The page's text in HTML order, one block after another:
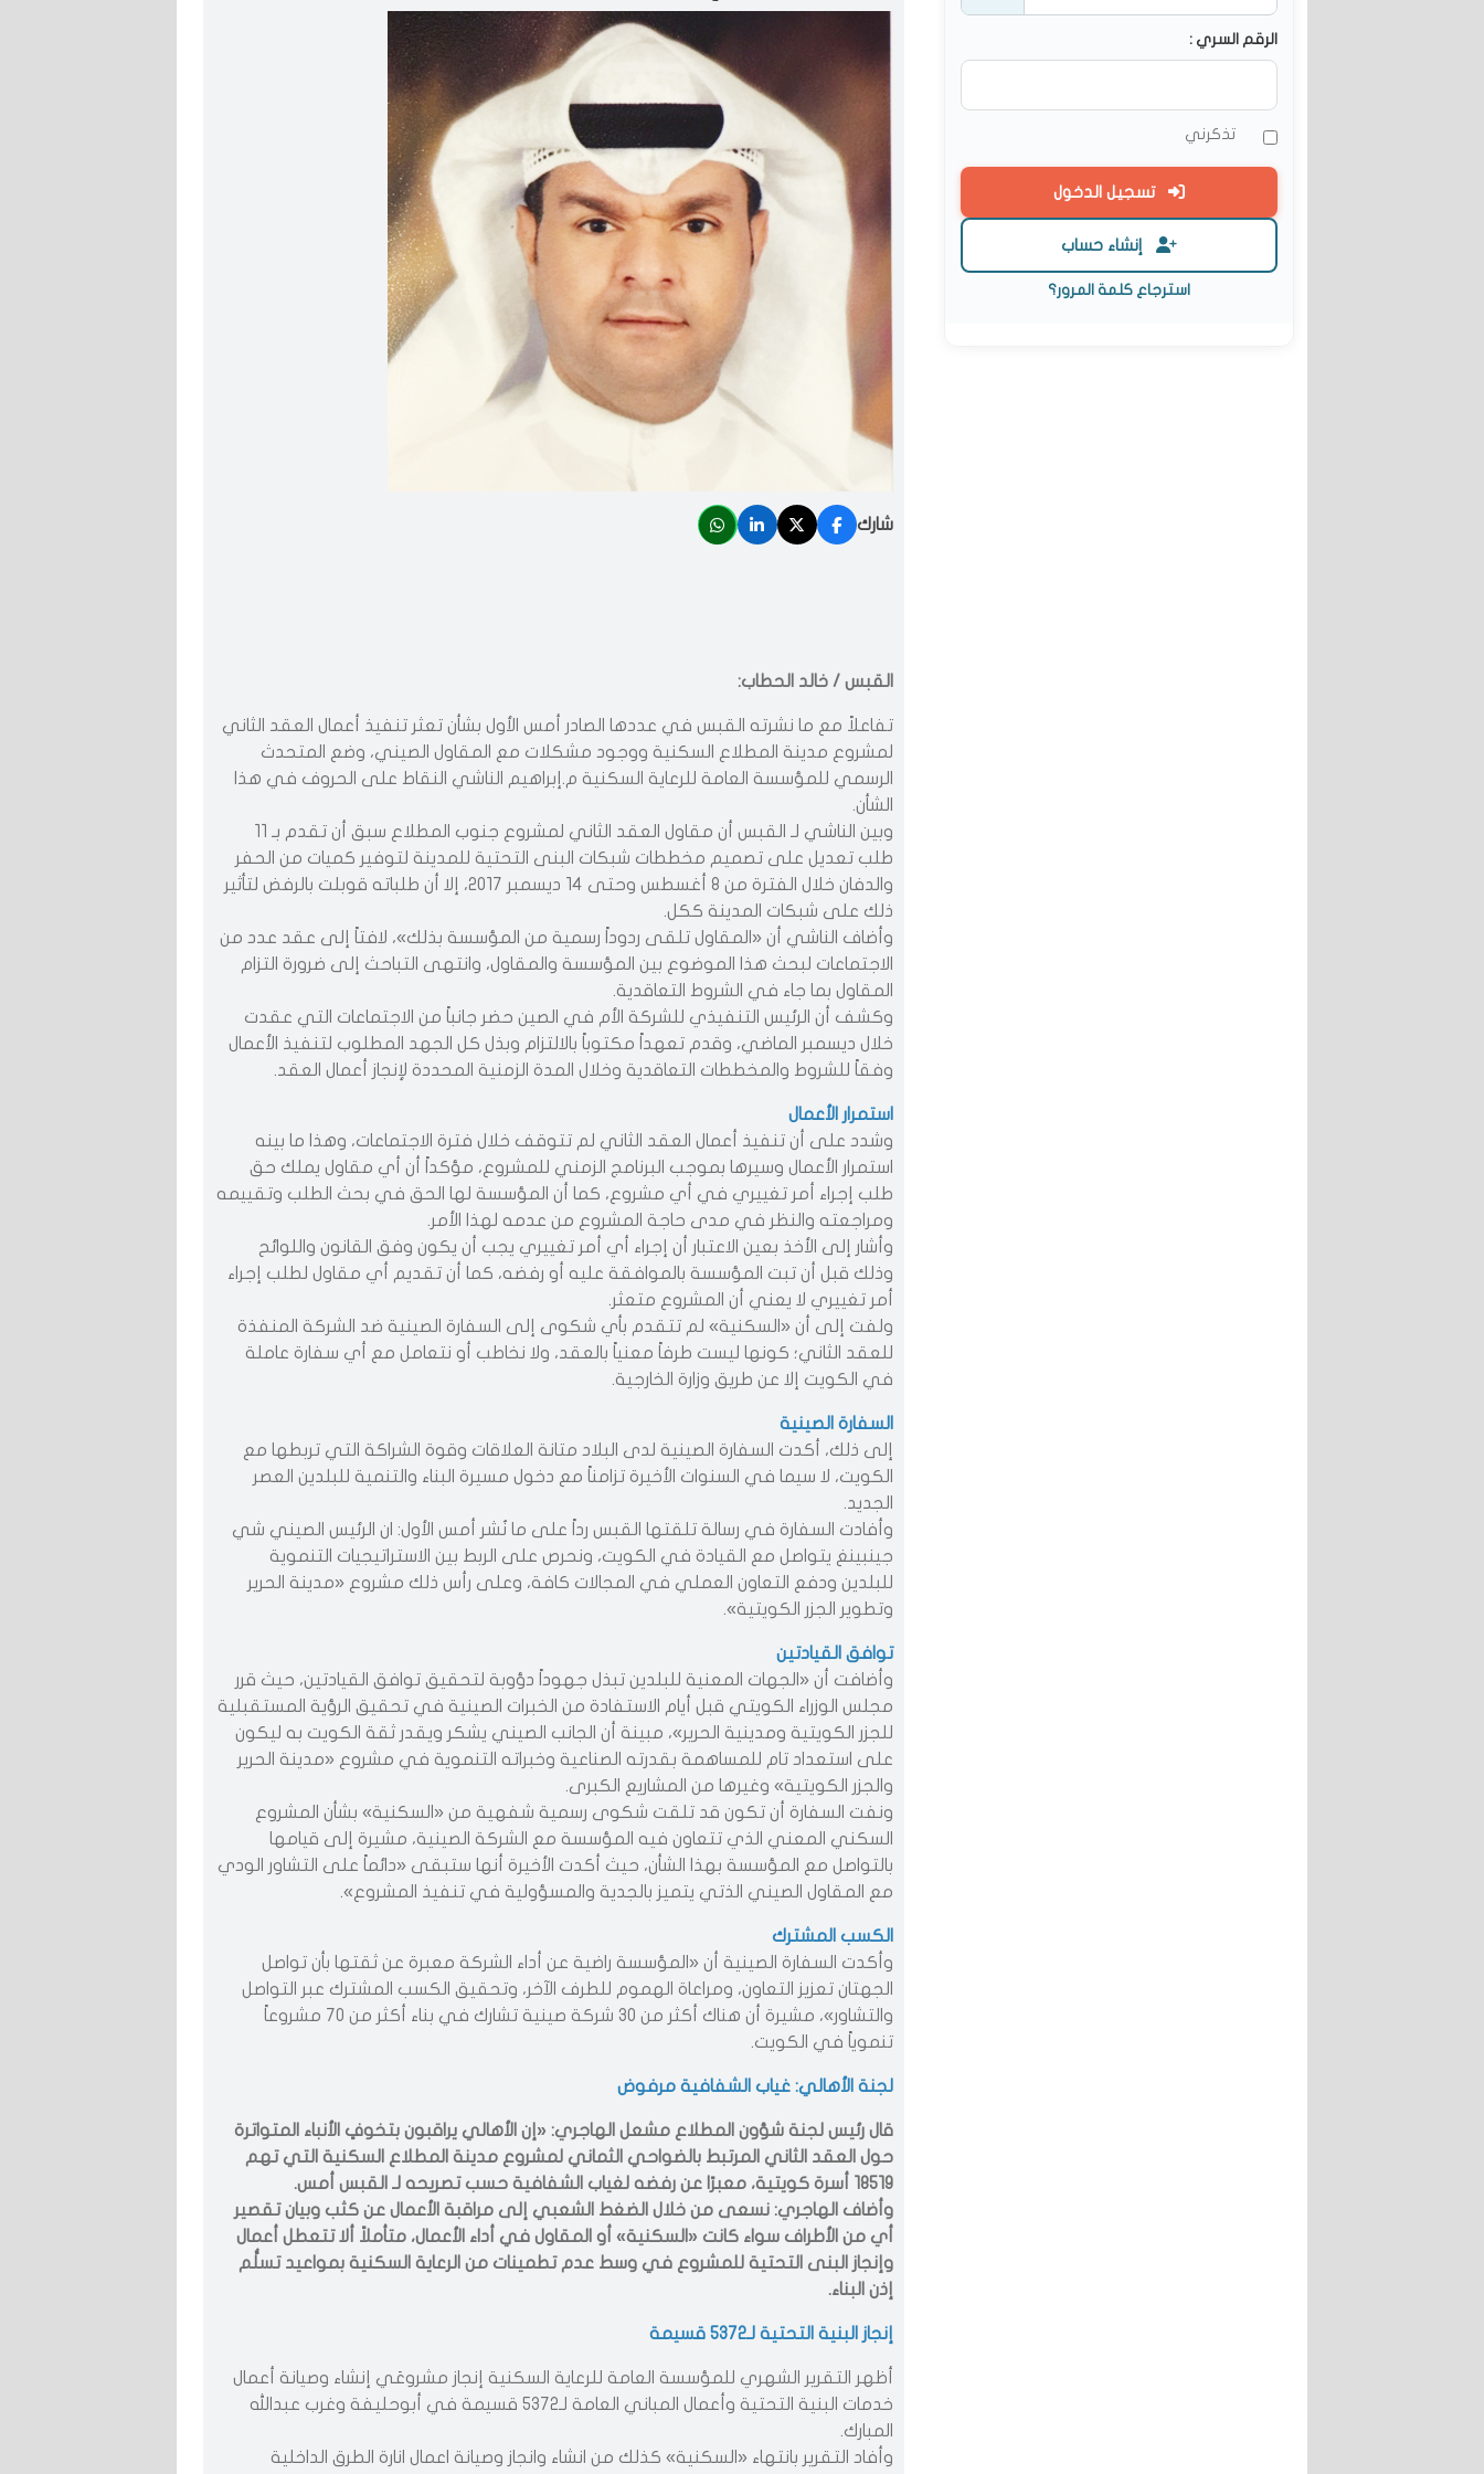
شارك
القبس / خالد الحطاب:
تفاعلاً مع ما نشرته القبس في عددها الصادر أمس الأول بشأن تعثر تنفيذ أعمال العقد الثاني
لمشروع مدينة المطلاع السكنية ووجود مشكلات مع المقاول الصيني، وضع المتحدث
الرسمي للمؤسسة العامة للرعاية السكنية م.إبراهيم الناشي النقاط على الحروف في هذا
الشأن.
طلب تعديل على تصميم مخططات شبكات البنى التحتية للمدينة لتوفير كميات من الحفر
والدفان خلال الفترة من 8 أغسطس وحتى 14 ديسمبر 2017، إلا أن طلباته قوبلت بالرفض لتأثير
ذلك على شبكات المدينة ككل.
وأضاف الناشي أن «المقاول تلقى ردوداً رسمية من المؤسسة بذلك»، لافتاً إلى عقد عدد من
الاجتماعات لبحث هذا الموضوع بين المؤسسة والمقاول، وانتهى التباحث إلى ضرورة التزام
المقاول بما جاء في الشروط التعاقدية.
وكشف أن الرئيس التنفيذي للشركة الأم في الصين حضر جانباً من الاجتماعات التي عقدت
خلال ديسمبر الماضي، وقدم تعهداً مكتوباً بالالتزام وبذل كل الجهد المطلوب لتنفيذ الأعمال
وفقاً للشروط والمخططات التعاقدية وخلال المدة الزمنية المحددة لإنجاز أعمال العقد.
استمرار الأعمال​​​​​​​
وشدد على أن تنفيذ أعمال العقد الثاني لم تتوقف خلال فترة الاجتماعات، وهذا ما بينه
استمرار الأعمال وسيرها بموجب البرنامج الزمني للمشروع، مؤكداً أن أي مقاول يملك حق
طلب إجراء أمر تغييري في أي مشروع، كما أن المؤسسة لها الحق في بحث الطلب وتقييمه
ومراجعته والنظر في مدى حاجة المشروع من عدمه لهذا الأمر.
وأشار إلى الأخذ بعين الاعتبار أن إجراء أي أمر تغييري يجب أن يكون وفق القانون واللوائح
وذلك قبل أن تبت المؤسسة بالموافقة عليه أو رفضه، كما أن تقديم أي مقاول لطلب إجراء
أمر تغييري لا يعني أن المشروع متعثر.
ولفت إلى أن «السكنية» لم تتقدم بأي شكوى إلى السفارة الصينية ضد الشركة المنفذة
للعقد الثاني؛ كونها ليست طرفاً معنياً بالعقد، ولا نخاطب أو نتعامل مع أي سفارة عاملة
في الكويت إلا عن طريق وزارة الخارجية.
السفارة الصينية
إلى ذلك، أكدت السفارة الصينية لدى البلاد متانة العلاقات وقوة الشراكة التي تربطها مع
الكويت، لا سيما في السنوات الأخيرة تزامناً مع دخول مسيرة البناء والتنمية للبلدين العصر
الجديد.
وأفادت السفارة في رسالة تلقتها القبس رداً على ما نُشر أمس الأول: ان الرئيس الصيني شي
جينبينغ يتواصل مع القيادة في الكويت، ونحرص على الربط بين الاستراتيجيات التنموية
للبلدين ودفع التعاون العملي في المجالات كافة، وعلى رأس ذلك مشروع «مدينة الحرير
وتطوير الجزر الكويتية».
توافق القيادتين
وأضافت أن «الجهات المعنية للبلدين تبذل جهوداً دؤوبة لتحقيق توافق القيادتين، حيث قرر
مجلس الوزراء الكويتي قبل أيام الاستفادة من الخبرات الصينية في تحقيق الرؤية المستقبلية
للجزر الكويتية ومدينية الحرير»، مبينة أن الجانب الصيني يشكر ويقدر ثقة الكويت به ليكون
على استعداد تام للمساهمة بقدرته الصناعية وخبراته التنموية في مشروع «مدينة الحرير
والجزر الكويتية» وغيرها من المشاريع الكبرى.
ونفت السفارة أن تكون قد تلقت شكوى رسمية شفهية من «السكنية» بشأن المشروع
السكني المعني الذي تتعاون فيه المؤسسة مع الشركة الصينية، مشيرة إلى قيامها
بالتواصل مع المؤسسة بهذا الشأن، حيث أكدت الأخيرة أنها ستبقى «دائماً على التشاور الودي
مع المقاول الصيني الذتي يتميز بالجدية والمسؤولية في تنفيذ المشروع».
الكسب المشترك​​​​​​​
وأكدت السفارة الصينية أن «المؤسسة راضية عن أداء الشركة معبرة عن ثقتها بأن تواصل
الجهتان تعزيز التعاون، ومراعاة الهموم للطرف الآخر، وتحقيق الكسب المشترك عبر التواصل
والتشاور»، مشيرة أن هناك أكثر من 30 شركة صينية تشارك في بناء أكثر من 70 مشروعاً
تنموياً في الكويت.
لجنة الأهالي: غياب الشفافية مرفوض
قال رئيس لجنة شؤون المطلاع مشعل الهاجري: «إن الأهالي يراقبون بتخوفٍ الأنباء المتواترة
حول العقد الثاني المرتبط بالضواحي الثماني لمشروع مدينة المطلاع السكنية التي تهم
18519 أسرة كويتية، معبرًا عن رفضه لغياب الشفافية حسب تصريحه لـ القبس أمس.
وأضاف الهاجري: نسعى من خلال الضغط الشعبي إلى مراقبة الأعمال عن كثب وبيان تقصير
أي من الأطراف سواء كانت «السكنية» أو المقاول في أداء الأعمال، متأملاً ألا تتعطل أعمال
وإنجاز البنى التحتية للمشروع في وسط عدم تطمينات من الرعاية السكنية بمواعيد تسلُّم
إذن البناء.
إنجاز البنية التحتية لـ5372 قسيمة
أظهر التقرير الشهري للمؤسسة العامة للرعاية السكنية إنجاز مشروعَي إنشاء وصيانة أعمال
خدمات البنية التحتية وأعمال المباني العامة لـ5372 قسيمة في أبوحليفة وغرب عبدالله
المبارك.
وأفاد التقرير بانتهاء «السكنية» كذلك من انشاء وانجاز وصيانة اعمال انارة الطرق الداخلية
الرقم السري :
تذكرني
تسجيل الدخول
إنشاء حساب
استرجاع كلمة المرور؟